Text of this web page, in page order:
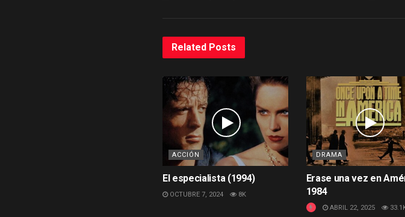
Related Posts
ACCIÓN
El especialista (1994)
OCTUBRE 7, 2024 8K
DRAMA
Erase una vez en
1984
ABRIL 22, 2025